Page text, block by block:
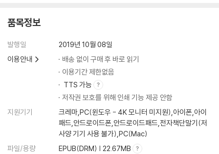
빌딩형 주식으로 임대료 챙기기
투자할 때 꼭 알아야 하는 것
가치 투자의 가치
6장 잡아야 잡히는 돈 무1
인플레이션을 극복하는 또 다른 방법
투자할 것인가, 대비할 것인가
아무도 눈치채지 못한 재능
우산 장수와 짚신 장수 어머니의 똑똑한 투자법
투자 성공률 100% 비법
내가 사회 초년생이라면
품목정보
발행일
2019년 10월 08일
이용안내
배송 없이 구매 후 바로 읽기
이용기간 제한없음
TTS 가능
저작권 보호를 위해 인쇄 기능 제공 안함
지원기기
크레마,PC(윈도우 - 4K 모니터 미지원),아이폰,아이
패드,안드로이드폰,안드로이드패드,전자책단말기(저
사양 기기 사용 불가),PC(Mac)
파일/용량
EPUB(DRM) | 22.67MB